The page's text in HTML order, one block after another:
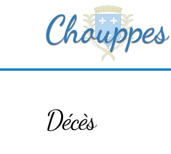
Décès